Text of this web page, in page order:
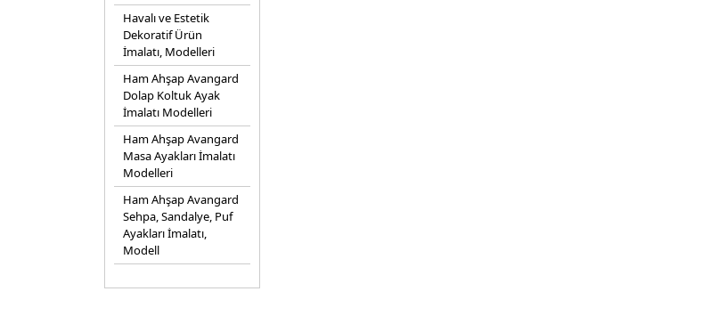
Havalı ve Estetik
Dekoratif Ürün
İmalatı, Modelleri
Ham Ahşap Avangard
Dolap Koltuk Ayak
İmalatı Modelleri
Ham Ahşap Avangard
Masa Ayakları İmalatı
Modelleri
Ham Ahşap Avangard
Sehpa, Sandalye, Puf
Ayakları İmalatı,
Modell